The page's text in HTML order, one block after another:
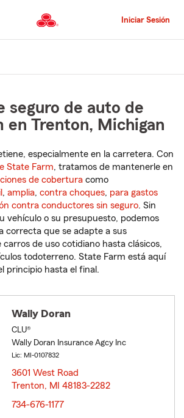
al
contenido
principal
Iniciar Sesión
seguro de auto de
en Trenton, Michigan
especialmente en la carretera. Con
State Farm, tratamos de mantenerle en
de cobertura como
, amplia, contra choques, para gastos
contra conductores sin seguro. Sin
vehículo o su presupuesto, podemos
correcta que se adapte a sus
carros de uso cotidiano hasta clásicos,
todoterreno. State Farm está aquí
principio hasta el final.
Wally Doran
CLU®
Wally Doran Insurance Agcy Inc
Lic: MI-0107832
3601 West Road
Trenton, MI 48183-2282
734-676-1177